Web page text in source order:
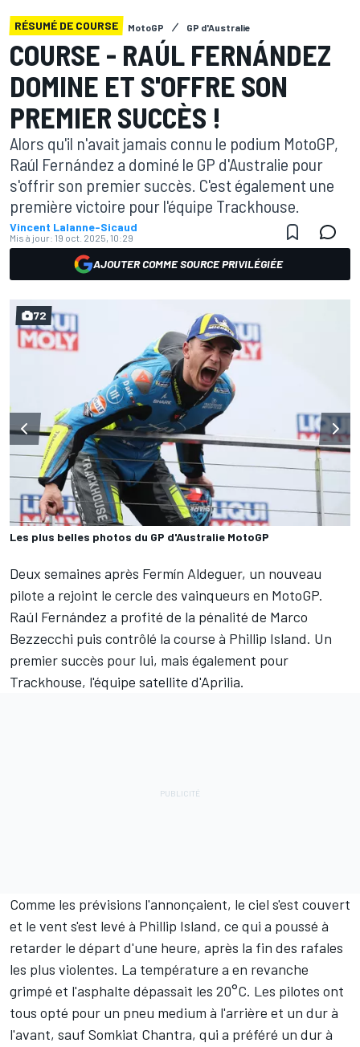
RÉSUMÉ DE COURSE MotoGP GP d'Australie
COURSE - RAÚL FERNÁNDEZ
DOMINE ET S'OFFRE SON
PREMIER SUCCÈS !
Alors qu'il n'avait jamais connu le podium MotoGP,
Raúl Fernández a dominé le GP d'Australie pour
s'offrir son premier succès. C'est également une
première victoire pour l'équipe Trackhouse.
Vincent Lalanne-Sicaud
Mis à jour: 19 oct. 2025, 10:29
AJOUTER COMME SOURCE PRIVILÉGIÉE
Les plus belles photos du GP d'Australie MotoGP
72
Deux semaines après Fermín Aldeguer, un nouveau
pilote a rejoint le cercle des vainqueurs en MotoGP.
Raúl Fernández a profité de la pénalité de Marco
Bezzecchi puis contrôlé la course à Phillip Island. Un
premier succès pour lui, mais également pour
Trackhouse, l'équipe satellite d'Aprilia.
Comme les prévisions l'annonçaient, le ciel s'est couvert
et le vent s'est levé à Phillip Island, ce qui a poussé à
retarder le départ d'une heure, après la fin des rafales
les plus violentes. La température a en revanche
grimpé et l'asphalte dépassait les 20°C. Les pilotes ont
tous opté pour un pneu medium à l'arrière et un dur à
l'avant, sauf Somkiat Chantra, qui a préféré un dur à